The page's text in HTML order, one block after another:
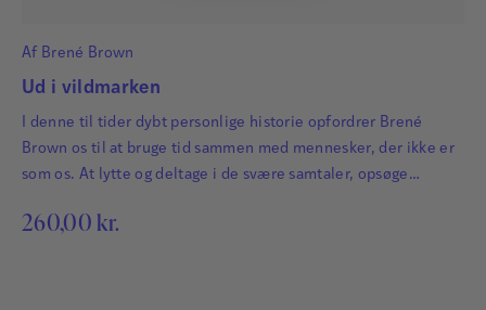
Af Brené Brown
Ud i vildmarken
I denne til tider dybt personlige historie opfordrer Brené
Brown os til at bruge tid sammen med mennesker, der ikke er
som os. At lytte og deltage i de svære samtaler, opsøge
forsvarsposition.
260,00 kr.